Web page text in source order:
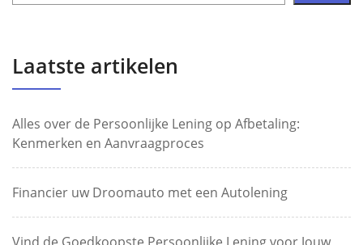
Laatste artikelen
Alles over de Persoonlijke Lening op Afbetaling:
Kenmerken en Aanvraagproces
Financier uw Droomauto met een Autolening